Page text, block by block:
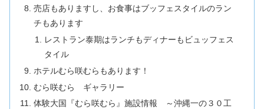
売店もありますし、お食事はブッフェスタイルのラン
チもあります
レストラン泰期はランチもディナーもビュッフェス
タイル
ホテルむら咲むらもあります！
むら咲むら ギャラリー
体験大国『むら咲むら』施設情報 ～沖縄一の３０工